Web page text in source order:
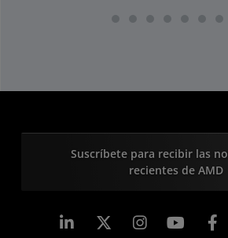
Suscríbete para recibir las
recientes de AMD
LinkedIn Instagram